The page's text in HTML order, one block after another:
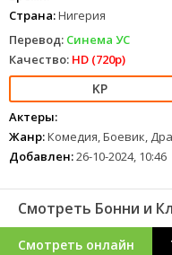
Страна:Нигерия
Перевод: Синема УС
Качество: HD (720p)
Актеры:
Жанр:Комедия, Боевик,
Добавлен:26-10-2024, 10:46
Смотреть Бонни и
Смотреть онлайн